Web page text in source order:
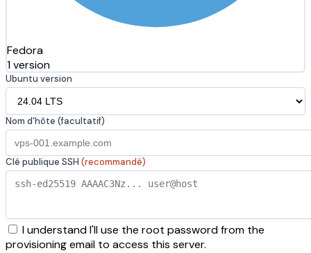
Fedora
1 version
Ubuntu version
Nom d'hôte (facultatif)
Clé publique SSH (recommandé)
I understand I'll use the root password from the
provisioning email to access this server.